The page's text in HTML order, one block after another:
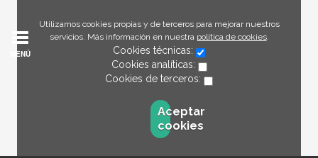
Utilizamos cookies propias y de terceros para mejorar nuestros
servicios. Más información en nuestra política de cookies.
Cookies técnicas:
Cookies analíticas:
Cookies de terceros:
Aceptar
cookies
MENÚ